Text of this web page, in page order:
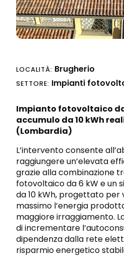
Progettazione integrata
Sicurezza sul lavoro e
Richiedi preventivo
LOCALITÀ: Brugherio
SETTORE: Impianti
Impianto fotovoltaico
accumulo da 10 kWh
(Lombardia)
L’intervento consente
raggiungere un’elevata
grazie alla combinazione
fotovoltaico da 6 kW e un
da 10 kWh, progettato per
massimo l’energia
maggiore irraggiamento.
di incrementare
dipendenza dalla rete
risparmio energetico